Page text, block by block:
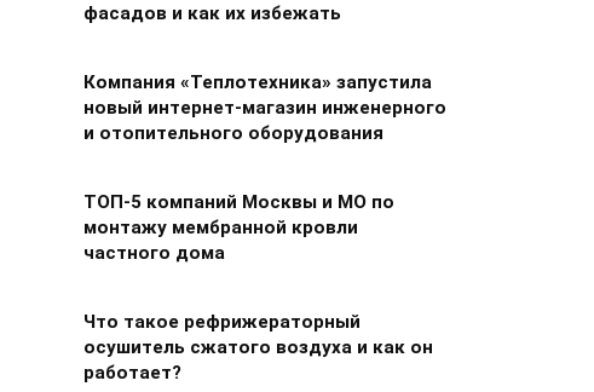
фасадов и как их избежать
Компания «Теплотехника» запустила
новый интернет-магазин инженерного
и отопительного оборудования
ТОП-5 компаний Москвы и МО по
монтажу мембранной кровли
частного дома
Что такое рефрижераторный
осушитель сжатого воздуха и как он
работает?